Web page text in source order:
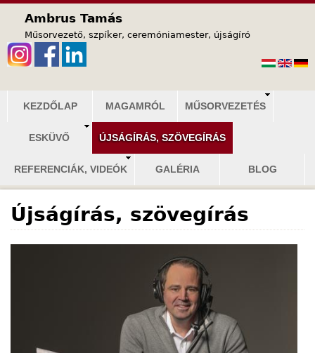
Ambrus Tamás
Műsorvezető, szpíker, ceremóniamester, újságíró
n
ü
KEZDŐLAP MAGAMRÓL MŰSORVEZETÉS
ESKÜVŐ ÚJSÁGÍRÁS, SZÖVEGÍRÁS
REFERENCIÁK, VIDEÓK GALÉRIA BLOG
Újságírás, szövegírás